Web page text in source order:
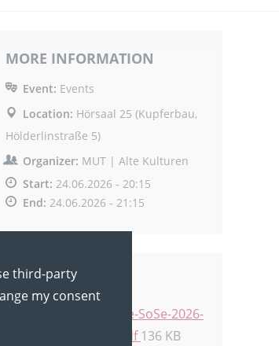
MORE INFORMATION
Event: Events
Location: Hörsaal 25 (Kupferbau,
Hölderlinstraße 5)
Organizer: MUT | Alte Kulturen
Start: 24.06.2026 - 20:15
End: 24.06.2026 - 21:15
RELATED FILES
Studium_Generale-SoSe-2026-
Broschuere-digital.pdf 136 KB
third-party
my consent